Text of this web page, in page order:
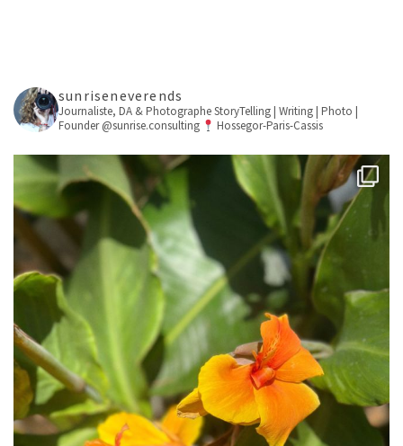
sunriseneverends
Journaliste, DA & PhotographeStoryTelling | Writing | Photo |
Founder @sunrise.consulting
Hossegor-Paris-Cassis